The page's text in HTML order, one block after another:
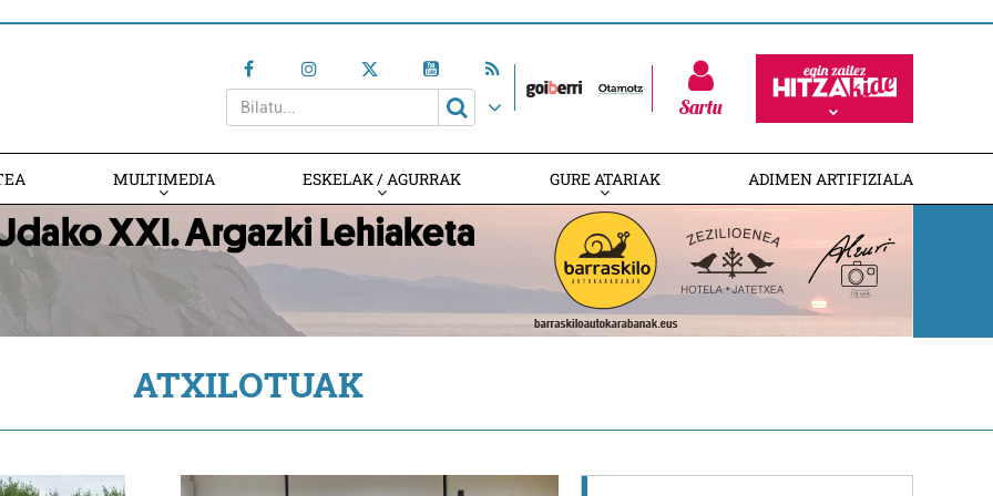
Sartu
MULTIMEDIA ESKELAK / AGURRAK GURE ATARIAK ADIMEN ARTIFIZIALA
ATXILOTUAK